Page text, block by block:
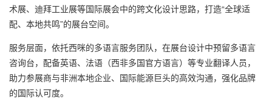
术展、迪拜工业展等国际展会中的跨文化设计思路，打造“全球适
配、本地共鸣”的展台空间。
服务层面，依托西咪的多语言服务团队，在展台设计中预留多语言
咨询台，配备英语、法语（西非多国官方语言）等专业翻译人员，
助力参展商与非洲本地企业、国际能源巨头的高效沟通，强化品牌
的国际认可度。